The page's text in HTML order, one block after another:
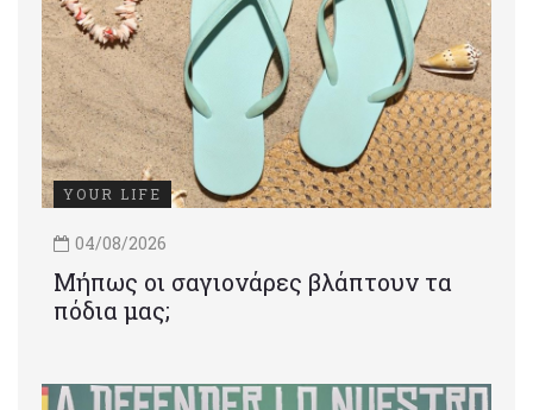
YOUR LIFE
04/08/2026
Μήπως οι σαγιονάρες βλάπτουν τα
πόδια μας;